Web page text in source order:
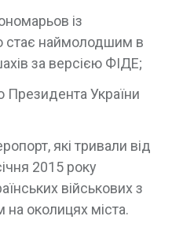
із
стає наймолодшим в
за версією ФІДЕ;
Президента України
які тривали від
2015 року
військових з
на околицях міста.